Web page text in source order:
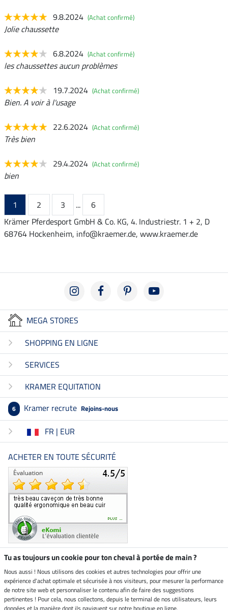
9.8.2024 (Achat confirmé)
Jolie chaussette
6.8.2024 (Achat confirmé)
les chaussettes aucun problèmes
19.7.2024 (Achat confirmé)
Bien. A voir à l'usage
22.6.2024 (Achat confirmé)
Très bien
29.4.2024 (Achat confirmé)
bien
1 2 3 ...
6
Krämer Pferdesport GmbH & Co. KG, 4. Industriestr. 1 + 2, D
68764 Hockenheim, info@kraemer.de, www.kraemer.de
MEGA STORES
SHOPPING EN LIGNE
SERVICES
KRAMER EQUITATION
6 Kramer recrute Rejoins-nous
FR | EUR
ACHETER EN TOUTE SÉCURITÉ
Boutique climatiquement
neutre
Livraison par
Tu as toujours un cookie pour ton cheval à portée de main ?
Nous aussi ! Nous utilisons des cookies et autres technologies pour offrir une
expérience d'achat optimale et sécurisée à nos visiteurs, pour mesurer la performance
de notre site web et personnaliser le contenu afin de faire des suggestions
pertinentes ! Pour cela, nous collectons, depuis le terminal de nos utilisateurs, leurs